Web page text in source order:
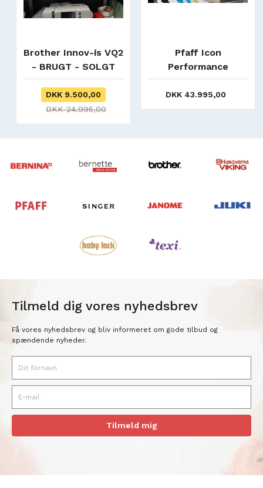
Brother Innov-ís VQ2
- BRUGT - SOLGT
DKK 9.500,00
DKK 24.995,00
Pfaff Icon
Performance
DKK 43.995,00
Tilmeld dig vores nyhedsbrev
Få vores nyhedsbrev og bliv informeret om gode tilbud og
spændende nyheder.
Tilmeld mig